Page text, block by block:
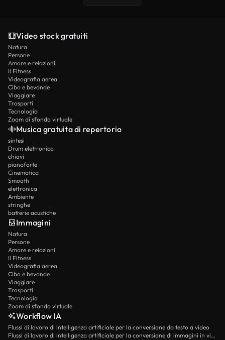
Video stock gratuiti
Natura
Persone
Amore e relazioni
Il Fitness
Videografia aerea
Cibo e bevande
Viaggiare
Trasporti
Tecnologia
Zoom di sfondo virtuale
Musica gratuita di repertorio
sintesi
Drum elettronico
chiavi
pianoforte
Cinematica
Smooth
elettronica
Ambiente
stringhe
batterie acustiche
Immagini
Natura
Persone
Amore e relazioni
Il Fitness
Videografia aerea
Cibo e bevande
Viaggiare
Trasporti
Tecnologia
Zoom di sfondo virtuale
Workflow IA
Flussi di lavoro di intelligenza artificiale per la conversione da testo a video
Flussi di lavoro di intelligenza artificiale per la conversione di immagini in video